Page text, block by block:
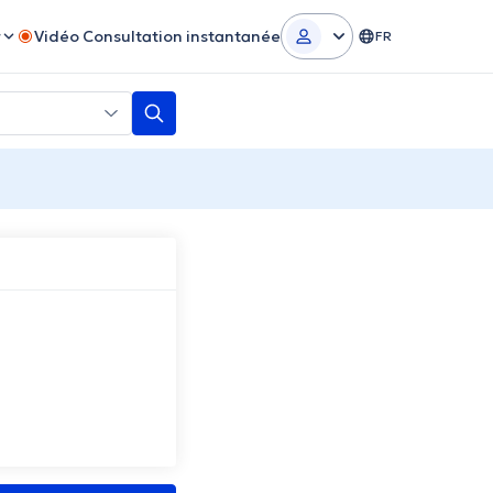
Vidéo Consultation instantanée FR